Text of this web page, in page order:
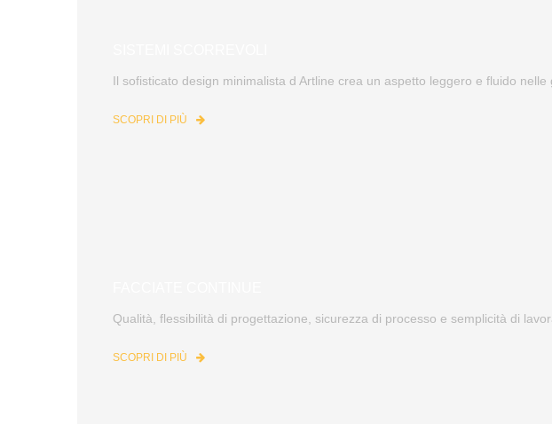
Il sofisticato design minimalista d Artline crea un aspetto leggero e fluido
SCOPRI DI PIÙ
Qualità, flessibilità di progettazione, sicurezza di processo e semplicità di
SCOPRI DI PIÙ